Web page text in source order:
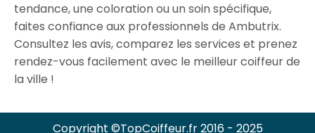
tendance, une coloration ou un soin spécifique,
faites confiance aux professionnels de Ambutrix.
Consultez les avis, comparez les services et prenez
rendez-vous facilement avec le meilleur coiffeur de
la ville !
Copyright ©TopCoiffeur.fr 2016 - 2025